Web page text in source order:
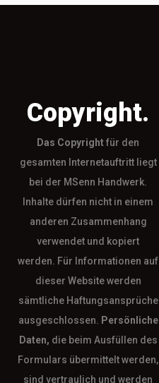
Copyright.
Das Copyrightfür den
gesamten Internetauftritt liegt
bei der MSenn Handwerk.
Inhalte dürfen nicht in einem
anderen Zusammenhang
verwendet und kopiert
werden. Für Informationen auf
dieser Website werden
sämtliche Haftungsansprüche
ausgeschlossen. Persönliche
Daten, die beim Ausfüllen des
Formulars übermittelt werden,
sind vertraulich und werden